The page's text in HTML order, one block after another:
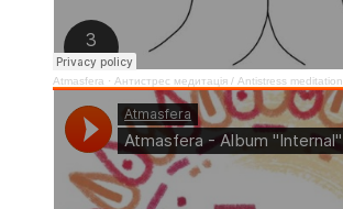
Atmasfera · Антистрес медитація / Аntistress meditation